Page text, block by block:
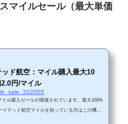
してみて下さい。 単価購入マイルによってボー
マイルセール（最大単価
ッド航空：マイル購入最大10
円/マイル
ル購入セールが開催されています。最大100%
テッド航空マイルを狙っている方はこの機会